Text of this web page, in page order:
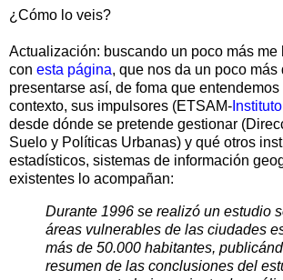
¿Cómo lo veis?
Actualización: buscando un poco más me
con esta página, que nos da un poco más
presentarse así, de foma que entendemos
contexto, sus impulsores (ETSAM-
desde dónde se pretende gestionar
Suelo y Políticas Urbanas) y qué otros
estadísticos, sistemas de información
existentes lo acompañan:
Durante 1996 se realizó un estudio
áreas vulnerables de las ciudades
más de 50.000 habitantes,
resumen de las conclusiones del